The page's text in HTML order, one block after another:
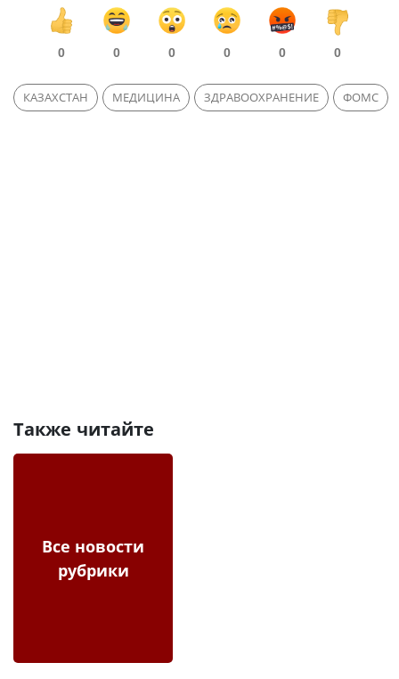
0 0 0 0 0 0
КАЗАХСТАН МЕДИЦИНА ЗДРАВООХРАНЕНИЕ ФОМС
Также читайте
Все новости
рубрики